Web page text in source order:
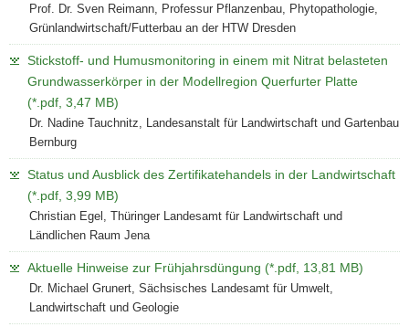
Prof. Dr. Sven Reimann, Professur Pflanzenbau, Phytopathologie,
Grünlandwirtschaft/Futterbau an der HTW Dresden
Stickstoff- und Humusmonitoring in einem mit Nitrat belasteten
Grundwasserkörper in der Modellregion Querfurter Platte
(*.pdf, 3,47 MB)
Dr. Nadine Tauchnitz, Landesanstalt für Landwirtschaft und Gartenbau
Bernburg
Status und Ausblick des Zertifikatehandels in der Landwirtschaft
(*.pdf, 3,99 MB)
Christian Egel, Thüringer Landesamt für Landwirtschaft und
Ländlichen Raum Jena
Aktuelle Hinweise zur Frühjahrsdüngung (*.pdf, 13,81 MB)
Dr. Michael Grunert, Sächsisches Landesamt für Umwelt,
Landwirtschaft und Geologie